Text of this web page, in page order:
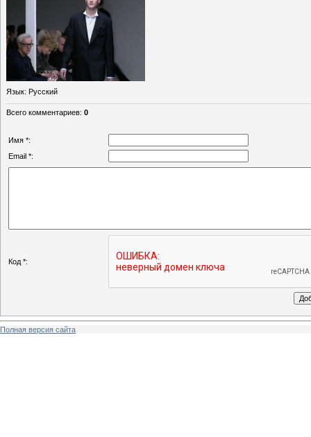
Язык: Русский
Всего комментариев: 0
Имя *:
Email *:
Код *:
Полная версия сайта